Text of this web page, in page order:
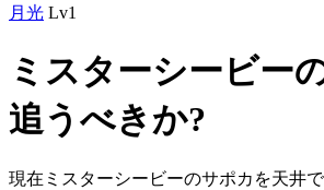
月光 Lv1
ミスターシービー
追うべきか?
現在ミスターシービーのサポカを天井